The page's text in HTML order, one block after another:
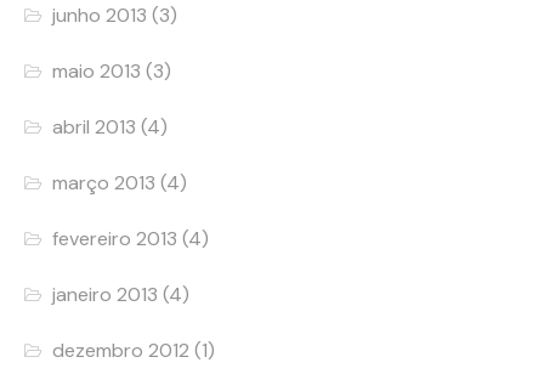
junho 2013 (3)
maio 2013 (3)
abril 2013 (4)
março 2013 (4)
fevereiro 2013 (4)
janeiro 2013 (4)
dezembro 2012 (1)